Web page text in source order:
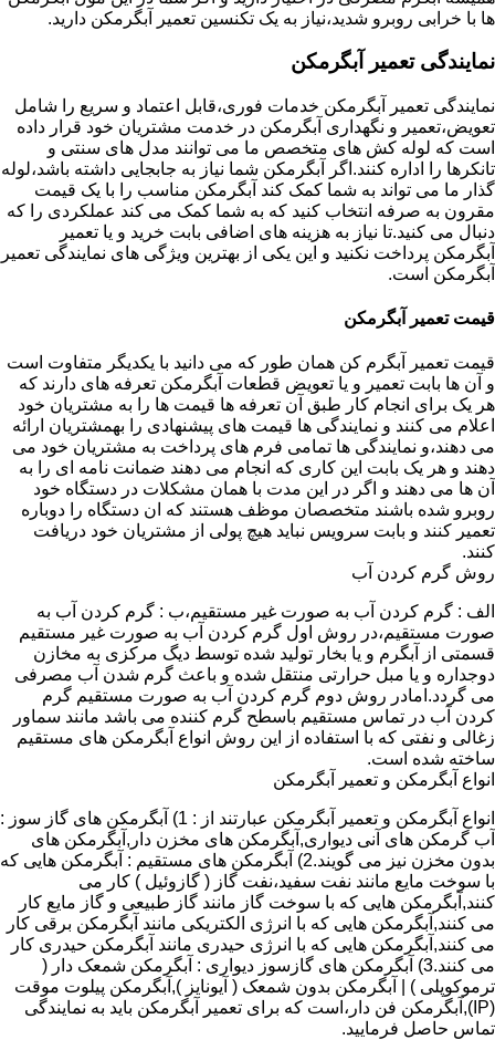
ها با خرابی روبرو شدید،نیاز به یک تکنسین تعمیر آبگرمکن دارید.
نمایندگی تعمیر آبگرمکن
نمایندگی تعمیر آبگرمکن خدمات فوری،قابل اعتماد و سریع را شامل
تعویض،تعمیر و نگهداری آبگرمکن در خدمت مشتریان خود قرار داده
است که لوله کش های متخصص ما می توانند مدل های سنتی و
تانکرها را اداره کنند.اگر آبگرمکن شما نیاز به جابجایی داشته باشد،لوله
گذار ما می تواند به شما کمک کند آبگرمکن مناسب را با یک قیمت
مقرون به صرفه انتخاب کنید که به شما کمک می کند عملکردی را که
دنبال می کنید.تا نیاز به هزینه های اضافی بابت خرید و یا تعمیر
آبگرمکن پرداخت نکنید و این یکی از بهترین ویژگی های نمایندگی تعمیر
آبگرمکن است.
قیمت تعمیر آبگرمکن
قیمت تعمیر آبگرم کن همان طور که می دانید با یکدیگر متفاوت است
و آن ها بابت تعمیر و یا تعویض قطعات آبگرمکن تعرفه های دارند که
هر یک برای انجام کار طبق آن تعرفه ها قیمت ها را به مشتریان خود
اعلام می کنند و نمایندگی ها قیمت های پیشنهادی را بهمشتریان ارائه
می دهند،و نمایندگی ها تمامی فرم های پرداخت به مشتریان خود می
دهند و هر یک بابت این کاری که انجام می دهند ضمانت نامه ای را به
آن ها می دهند و اگر در این مدت با همان مشکلات در دستگاه خود
روبرو شده باشند متخصصان موظف هستند که ان دستگاه را دوباره
تعمیر کنند و بابت سرویس نباید هیچ پولی از مشتریان خود دریافت
کنند.
روش گرم کردن آب
الف : گرم کردن آب به صورت غیر مستقیم،ب : گرم کردن آب به
صورت مستقیم،در روش اول گرم کردن آب به صورت غیر مستقیم
قسمتی از آبگرم و یا بخار تولید شده توسط دیگ مرکزی به مخازن
دوجداره و یا مبل حرارتی منتقل شده و باعث گرم شدن آب مصرفی
می گردد.امادر روش دوم گرم کردن آب به صورت مستقیم گرم
کردن آب در تماس مستقیم باسطح گرم کننده می باشد مانند سماور
زغالی و نفتی که با استفاده از این روش انواع آبگرمکن های مستقیم
ساخته شده است.
انواع آبگرمکن و تعمیر آبگرمکن
انواع آبگرمکن و تعمیر آبگرمکن عبارتند از : 1) آبگرمکن های گاز سوز :
آب گرمکن های آنی دیواری,آبگرمکن های مخزن دار,آبگرمکن های
بدون مخزن نیز می گویند.2) آبگرمکن های مستقیم : آبگرمکن هایی که
با سوخت مایع مانند نفت سفید،نفت گاز ( گازوئیل ) کار می
کنند,آبگرمکن هایی که با سوخت گاز مانند گاز طبیعی و گاز مایع کار
می کنند,آبگرمکن هایی که با انرژی الکتریکی مانند آبگرمکن برقی کار
می کنند,آبگرمکن هایی که با انرژی حیدری مانند آبگرمکن حیدری کار
می کنند.3) آبگرمکن های گازسوز دیواری : آبگرمکن شمعک دار (
ترموکوپلی ) | آبگرمکن بدون شمعک ( آیونایز ),آبگرمکن پیلوت موقت
(IP),آبگرمکن فن دار،است که برای تعمیر آبگرمکن باید به نمایندگی
تماس حاصل فرمایید.